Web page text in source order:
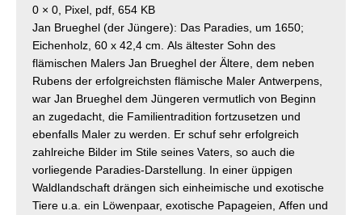
0 × 0, Pixel, pdf, 654 KB
Jan Brueghel (der Jüngere): Das Paradies, um 1650;
Eichenholz, 60 x 42,4 cm. Als ältester Sohn des
flämischen Malers Jan Brueghel der Ältere, dem neben
Rubens der erfolgreichsten flämische Maler Antwerpens,
war Jan Brueghel dem Jüngeren vermutlich von Beginn
an zugedacht, die Familientradition fortzusetzen und
ebenfalls Maler zu werden. Er schuf sehr erfolgreich
zahlreiche Bilder im Stile seines Vaters, so auch die
vorliegende Paradies-Darstellung. In einer üppigen
Waldlandschaft drängen sich einheimische und exotische
Tiere u.a. ein Löwenpaar, exotische Papageien, Affen und